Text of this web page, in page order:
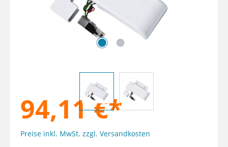
94,11 €*
Preise inkl. MwSt. zzgl. Versandkosten